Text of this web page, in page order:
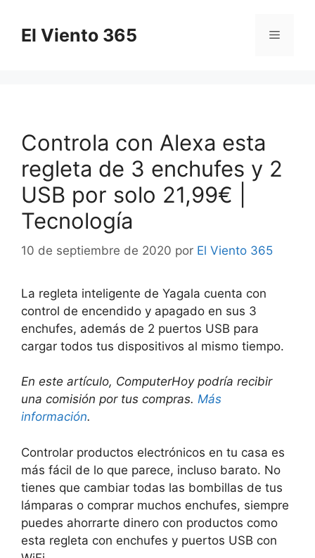
contenido
El Viento 365 Menú
Controla con Alexa esta
regleta de 3 enchufes y 2
USB por solo 21,99€ |
Tecnología
10 de septiembre de 2020 por El Viento 365
La regleta inteligente de Yagala cuenta con
control de encendido y apagado en sus 3
enchufes, además de 2 puertos USB para
cargar todos tus dispositivos al mismo tiempo.
En este artículo, ComputerHoy podría recibir
una comisión por tus compras. Más
información.
Controlar productos electrónicos en tu casa es
más fácil de lo que parece, incluso barato. No
tienes que cambiar todas las bombillas de tus
lámparas o comprar muchos enchufes, siempre
puedes ahorrarte dinero con productos como
esta regleta con enchufes y puertos USB con